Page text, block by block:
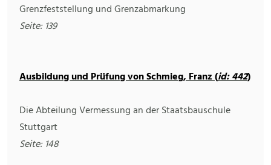
Grenzfeststellung und Grenzabmarkung
Seite: 139
Ausbildung und Prüfung von Schmieg, Franz (id: 442)
Die Abteilung Vermessung an der Staatsbauschule
Stuttgart
Seite: 148